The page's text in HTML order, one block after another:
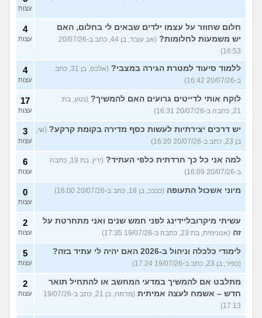
עצות
חלום שחוזר על עצמו ילדים שבאים לי בחלום, האם
יש משמעות לחלומות?
(אב עובד, בן 44, כתב ב-20/07/26
16:53)
4
עצות
ללמוד סיעוד למטרת הגירה במצבי?
(אלכס, בן 31, כתב
ב-20/07/26 16:42)
4
עצות
לוקח אותי לדייטים גרועים האם להמשיך? (נטע, בת
21, כתבה ב-20/07/26 16:31)
17
עצות
יש דרכים יצירתיות לעשות כסף מדירה בקומת קרקע? (שי,
בן 23, כתב ב-20/07/26 16:20)
3
עצות
למה אני כל כך חרדתית כלפי העתיד?
(ירין, בת 19, כתבה
ב-20/07/26 16:09)
6
עצות
מיוני אשכול התעופה (ככככ, בן 18, כתב ב-20/07/26 16:00) 0
עצות
עשיתי מיקרובליידינג לפני חמש שנים ואני מתחרטת על
זה (אנונימית, בת 23, כתבה ב-19/07/26 17:35)
2
עצות
לימודי כלכלה וניהול ב-2026 האם יהיה לי עתיד בזה?
(כפיר, בן 23, כתב ב-19/07/26 17:24)
5
עצות
מתלבט אם להמשיך במדעי המחשב או להתחיל תואר
חדש – אשמח לעצה אמיתית
(מדמח, בן 21, כתב ב-19/07/26
17:13)
2
עצות